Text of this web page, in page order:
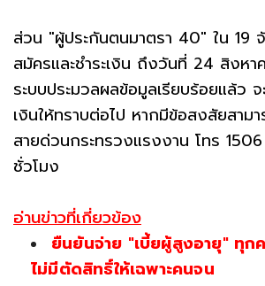
ส่วน "ผู้ประกันตนมาตรา 40" ใน 19
สมัครและชำระเงิน ถึงวันที่ 24 สิงห
ระบบประมวลผลข้อมูลเรียบร้อยแล้ว
เงินให้ทราบต่อไป หากมีข้อสงสัยสาม
สายด่วนกระทรวงแรงงาน โทร
ชั่วโมง
อ่านข่าวที่เกี่ยวข้อง
ยืนยันจ่าย "เบี้ยผู้สูงอายุ" ทุก
ไม่มีตัดสิทธิ์ให้เฉพาะคนจน